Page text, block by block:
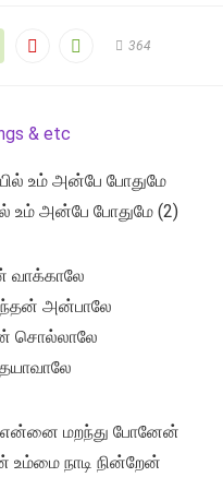
364
& etc
உம் அன்பே போதுமே
உம் அன்பே போதுமே (2)
வாக்காலே
அன்பாலே
சொல்லாலே
என்னை மறந்து போனேன்
நாடி நின்றேன்